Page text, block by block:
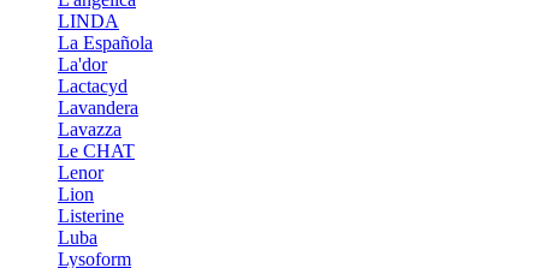
LINDA
La Española
La'dor
Lactacyd
Lavandera
Lavazza
Le CHAT
Lenor
Lion
Listerine
Luba
Lysoform